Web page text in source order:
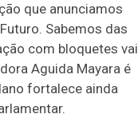
que anunciamos
Sabemos das
com bloquetes vai
Aguida Mayara é
fortalece ainda